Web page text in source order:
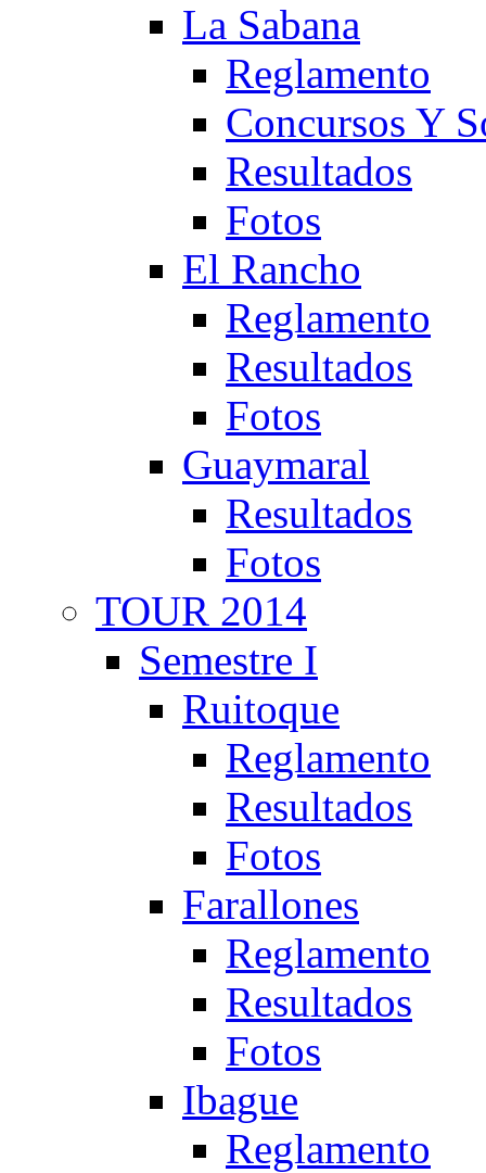
La Sabana
Reglamento
Concursos Y
Resultados
Fotos
El Rancho
Reglamento
Resultados
Fotos
Guaymaral
Resultados
Fotos
TOUR 2014
Semestre I
Ruitoque
Reglamento
Resultados
Fotos
Farallones
Reglamento
Resultados
Fotos
Ibague
Reglamento